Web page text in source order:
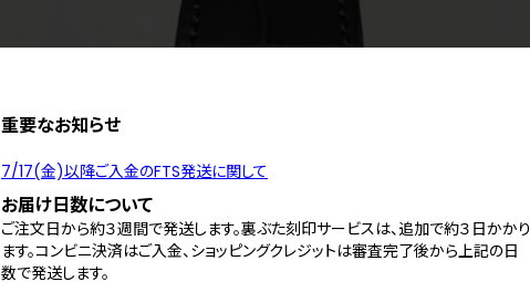
重要なお知らせ
7/17(金)以降ご入金のFTS発送に関して
お届け日数について
ご注文日から約３週間で発送します。裏ぶた刻印サービスは、追加で約３日かかり
ます。コンビニ決済はご入金、ショッピングクレジットは審査完了後から上記の日
数で発送します。